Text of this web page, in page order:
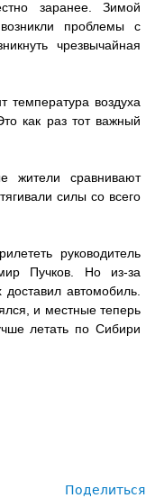
заранее. Зимой
проблемы с
чрезвычайная
воздуха
как раз тот важный
жители сравнивают
силы со всего
руководитель
Пучков. Но из-за
автомобиль.
и местные теперь
летать по Сибири
Поделиться